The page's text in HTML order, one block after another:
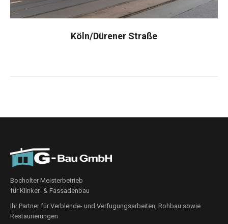
Köln/Dürener Straße
Bocholter Meisterbetrieb
für Klinker- & Fassadenbau
Ihr Partner für Verblende- und Verfugungsarbeiten, Rohbau sowie
Restaurierungen